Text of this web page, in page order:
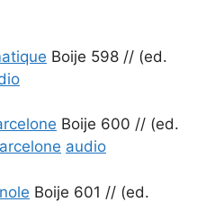
Boije 598 // (ed.
Boije 600 // (ed.
audio
Boije 601 // (ed.